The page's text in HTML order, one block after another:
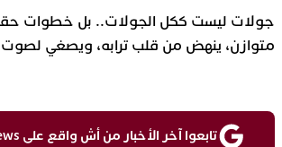
جولات ليست ككل الجولات.. بل خطوات
متوازن، ينهض من قلب ترابه، ويصغي
تابعوا آخر الأخبار من أش واقع على Google News